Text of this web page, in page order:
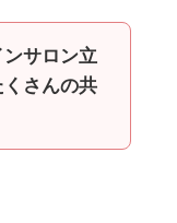
サロン立
さんの共